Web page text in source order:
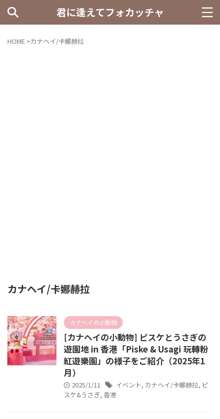
君に逢えてフォカッチャ
HOME >カナヘイ/卡娜赫拉
カナヘイ/卡娜赫拉
カナヘイの小動物
[カナヘイの小動物] ピスケとうさぎの
遊園地 in 香港「Piske & Usagi 玩轉粉
紅遊樂園」の様子をご紹介（2025年1
月）
2025/1/11 イベント, カナヘイ/卡娜赫拉, ピ
スケ&うさぎ, 香港